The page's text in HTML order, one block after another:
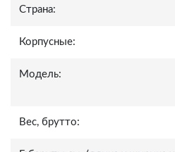
Страна:
Корпусные:
Модель:
Вес, брутто: